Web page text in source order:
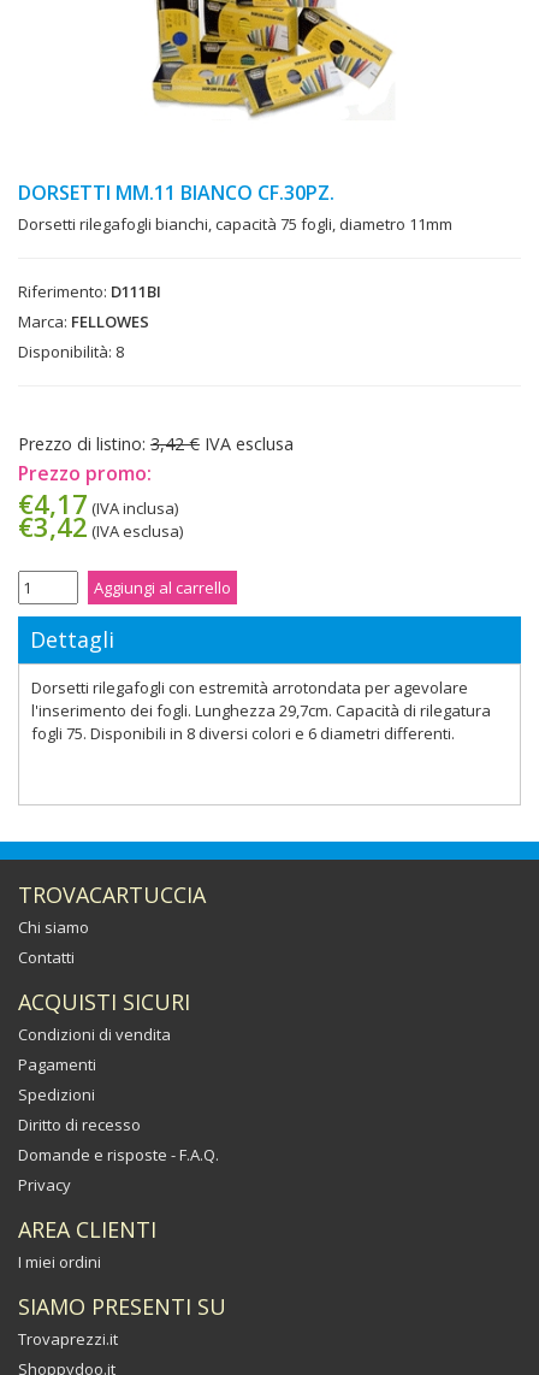
DORSETTI MM.11 BIANCO CF.30PZ.
Dorsetti rilegafogli bianchi, capacità 75 fogli, diametro 11mm
Riferimento: D111BI
Marca: FELLOWES
Disponibilità: 8
Prezzo di listino: 3,42 € IVA esclusa
Prezzo promo:
€4,17 (IVA inclusa)
€3,42 (IVA esclusa)
Aggiungi al carrello
Dettagli
Dorsetti rilegafogli con estremità arrotondata per agevolare
l'inserimento dei fogli. Lunghezza 29,7cm. Capacità di rilegatura
fogli 75. Disponibili in 8 diversi colori e 6 diametri differenti.
TROVACARTUCCIA
Chi siamo
Contatti
ACQUISTI SICURI
Condizioni di vendita
Pagamenti
Spedizioni
Diritto di recesso
Domande e risposte - F.A.Q.
Privacy
AREA CLIENTI
I miei ordini
SIAMO PRESENTI SU
Trovaprezzi.it
Shoppydoo.it